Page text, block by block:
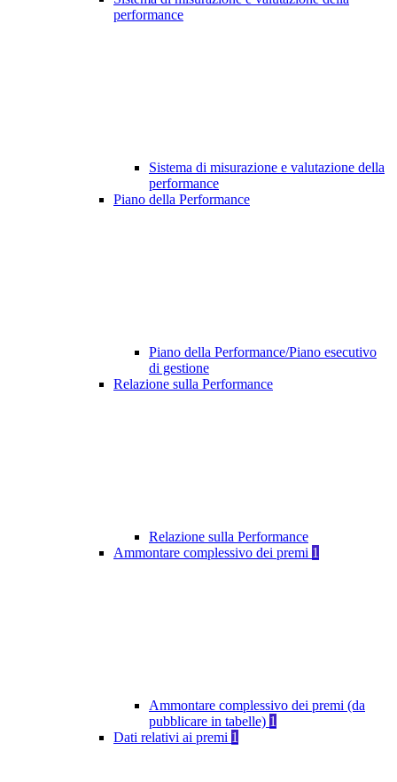
performance
Sistema di misurazione e valutazione della
performance
Piano della Performance
Piano della Performance/Piano esecutivo
di gestione
Relazione sulla Performance
Relazione sulla Performance
Ammontare complessivo dei premi 1
Ammontare complessivo dei premi (da
pubblicare in tabelle) 1
Dati relativi ai premi 1